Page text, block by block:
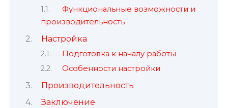
Функциональные возможности и
производительность
Настройка
Подготовка к началу работы
Особенности настройки
Производительность
Заключение